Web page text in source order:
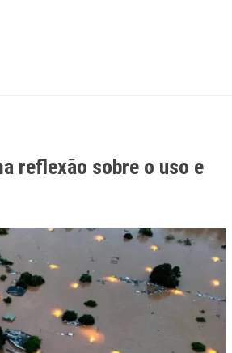
reflexão sobre o uso e